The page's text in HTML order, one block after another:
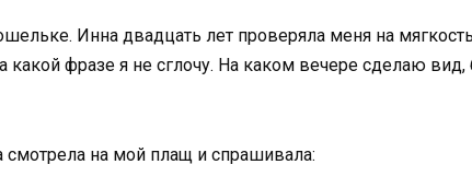
Инна двадцать лет проверяла меня на
фразе я не сглочу. На каком вечере сделаю вид,
на мой плащ и спрашивала: